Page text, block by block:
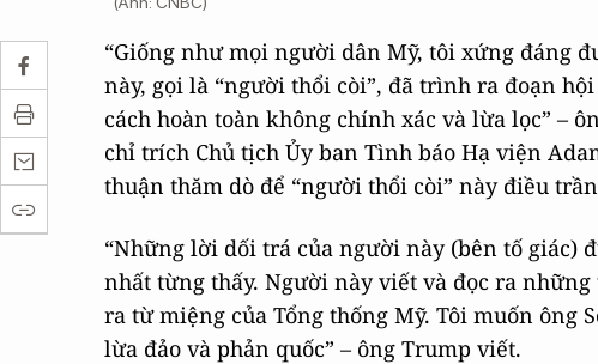
“Giống như mọi người dân Mỹ, tôi xứng đáng
này, gọi là “người thổi còi”, đã trình ra đoạn
cách hoàn toàn không chính xác và lừa lọc” –
chỉ trích Chủ tịch Ủy ban Tình báo Hạ viện
thuận thăm dò để “người thổi còi” này điều
“Những lời dối trá của người này (bên tố giác)
nhất từng thấy. Người này viết và đọc ra
ra từ miệng của Tổng thống Mỹ. Tôi muốn ông
lừa đảo và phản quốc” – ông Trump viết.